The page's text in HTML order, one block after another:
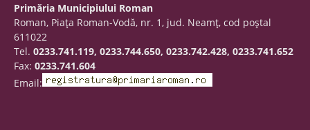
Primăria Municipiului Roman
Roman, Piaţa Roman-Vodă, nr. 1, jud. Neamţ, cod poştal
611022
Tel. 0233.741.119, 0233.744.650, 0233.742.428, 0233.741.652
Fax: 0233.741.604
Email: